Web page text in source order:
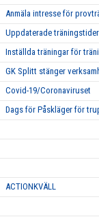
Anmäla intresse för
Uppdaterade
Inställda träningar för
GK Splitt stänger
Covid-19/Coronaviruset
Dags för Påskläger för
ACTIONKVÄLL